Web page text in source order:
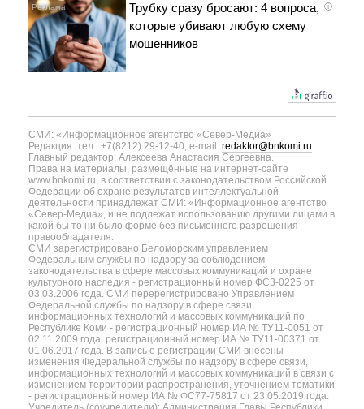
i
Трубку сразу бросают: 4 вопроса,
которые убивают любую схему
мошенников
СМИ: «Информационное агентство «Север-Медиа»
Редакция: тел.: +7(8212) 29-12-40, e-mail: redaktor@bnkomi.ru
Главный редактор: Алексеева Анастасия Сергеевна.
Права на материалы, размещённые на интернет-сайте
www.bnkomi.ru, в соответствии с законодательством Российской
Федерации об охране результатов интеллектуальной
деятельности принадлежат СМИ: «Информационное агентство
«Север-Медиа», и не подлежат использованию другими лицами в
какой бы то ни было форме без письменного разрешения
правообладателя.
СМИ зарегистрировано Беломорским управлением
Федеральным службы по надзору за соблюдением
законодательства в сфере массовых коммуникаций и охране
культурного наследия - регистрационный номер ФС3-0225 от
03.03.2006 года. СМИ перерегистрировано Управлением
Федеральной службы по надзору в сфере связи,
информационных технологий и массовых коммуникаций по
Республике Коми - регистрационный номер ИА № ТУ11-0051 от
02.11.2009 года, регистрационный номер ИА № ТУ11-00371 от
01.06.2017 года. В запись о регистрации СМИ внесены
изменения Федеральной службы по надзору в сфере связи,
информационных технологий и массовых коммуникаций в связи с
изменением территории распространения, уточнением тематики
- регистрационный номер ИА № ФС77-75817 от 23.05.2019 года.